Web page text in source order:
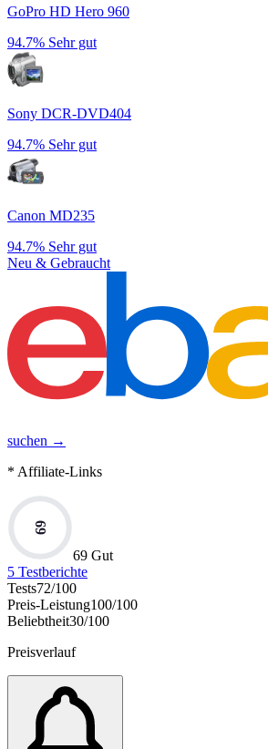
GoPro HD Hero 960
94.7% Sehr gut
Sony DCR-DVD404
94.7% Sehr gut
Canon MD235
94.7% Sehr gut
Neu & Gebraucht
suchen →
* Affiliate-Links
69
69 Gut
5 Testberichte
Tests72/100
Preis-Leistung100/100
Beliebtheit30/100
Preisverlauf